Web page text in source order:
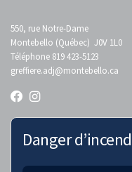
550, rue Notre-Dame
Montebello (Québec) J0V 1L0
Téléphone 819 423-5123
greffiere.adj@montebello.ca
Danger